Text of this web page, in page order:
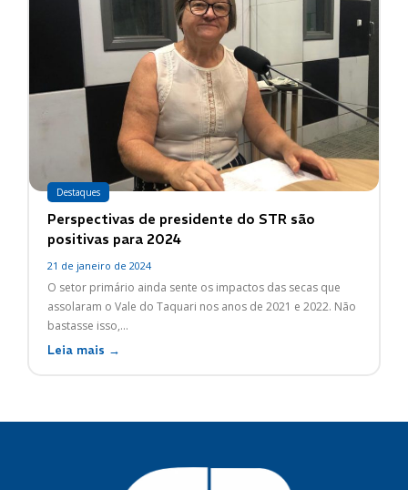
Destaques
Perspectivas de presidente do STR são
positivas para 2024
21 de janeiro de 2024
O setor primário ainda sente os impactos das secas que
assolaram o Vale do Taquari nos anos de 2021 e 2022. Não
bastasse isso,...
Leia mais →